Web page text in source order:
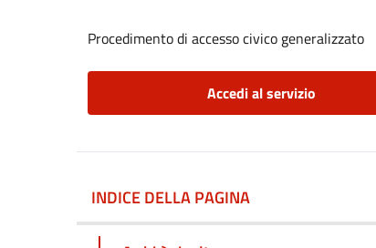
Procedimento di accesso civico generalizzato
Accedi al servizio
INDICE DELLA PAGINA